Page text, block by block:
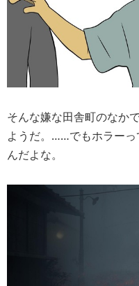
そんな嫌な田舎町のなか
ようだ。……でもホラーっ
んだよな。